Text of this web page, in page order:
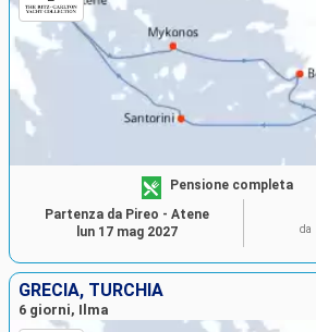
Pensione completa
da
Partenza da Pireo - Atene
lun 17 mag 2027
GRECIA, TURCHIA
6 giorni, Ilma